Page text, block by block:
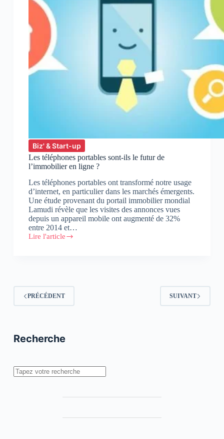
Biz' & Start-up
Les téléphones portables sont-ils le futur de
l’immobilier en ligne ?
Les téléphones portables ont transformé notre usage
d’internet, en particulier dans les marchés émergents.
Une étude provenant du portail immobilier mondial
Lamudi révèle que les visites des annonces vues
depuis un appareil mobile ont augmenté de 32%
entre 2014 et…
Lire l'article
Les
futur
de
l’immobilier
PRÉCÉDENT SUIVANT
Recherche
Rechercher